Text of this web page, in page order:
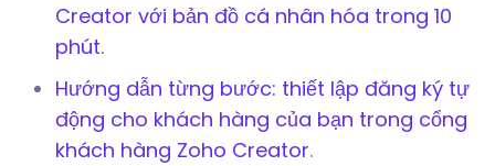
Creator với bản đồ cá nhân hóa trong 10
phút.
Hướng dẫn từng bước: thiết lập đăng ký tự
động cho khách hàng của bạn trong cổng
khách hàng Zoho Creator.